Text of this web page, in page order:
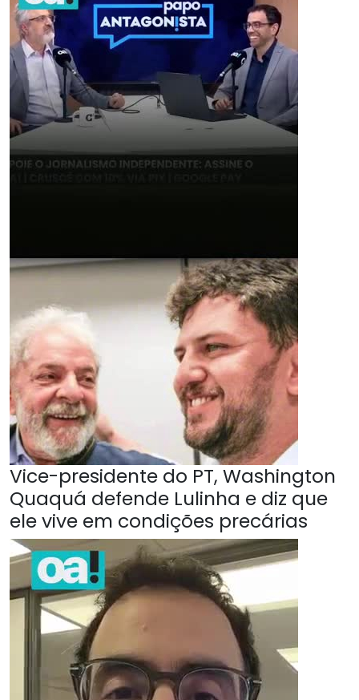
Vice-presidente do PT, Washington
Quaquá defende Lulinha e diz que
ele vive em condições precárias